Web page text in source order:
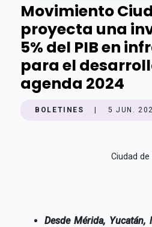
Movimiento
proyecta una
5% del PIB en
para el
agenda 2024
BOLETINES 5 JUN.
Ciudad
Desde Mérida,